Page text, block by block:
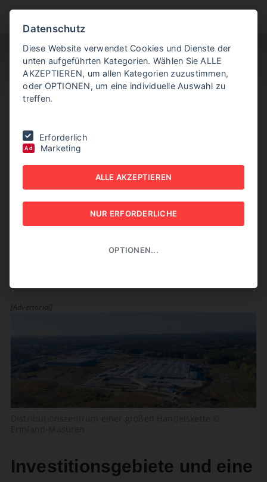
Masuren – profitables Geschäft im Einklang mit der Natur
ERMLAND UND MASUREN
– PROFITABLES
GESCHÄFT IM EINKLANG
MIT DER NATUR
[Advertorial]
Investitionsgebiete und eine
Datenschutz
Diese Website verwendet Cookies und Dienste der
unten aufgeführten Kategorien. Wählen Sie ALLE
AKZEPTIEREN, um allen Kategorien zuzustimmen,
oder OPTIONEN, um eine individuelle Auswahl zu
treffen.
Erforderlich
Ad Marketing
ALLE AKZEPTIEREN
NUR ERFORDERLICHE
OPTIONEN...